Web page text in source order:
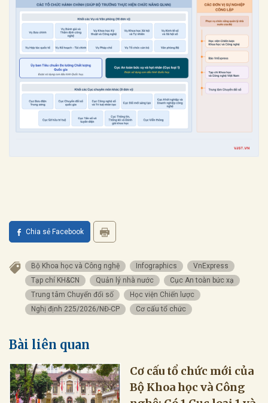
Chia sẻ Facebook
Bộ Khoa học và Công nghệ Infographics
VnExpress
Tạp chí KH&CN
Quản lý nhà nước
Cục An toàn bức xạ
Trung tâm Chuyển đổi số
Học viện Chiến lược
Nghị định 225/2026/NĐ-CP
Cơ cấu tổ chức
Bài liên quan
Cơ cấu tổ chức mới của
Bộ Khoa học và Công